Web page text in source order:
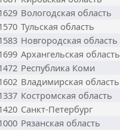
Вологодская область
Тульская область
Новгородская область
Архангельская область
Республика Коми
Владимирская область
Костромская область
Санкт-Петербург
Рязанская область